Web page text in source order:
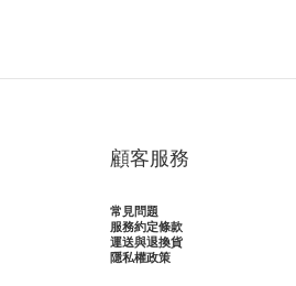
顧客服務
常見問題
服務約定條款
運送與退換貨
隱私權政策